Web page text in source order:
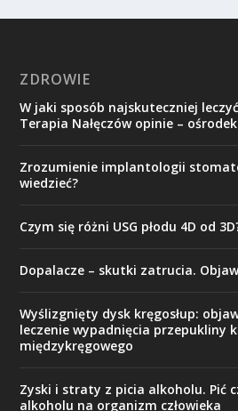
ZDROWIE
W jaki sposób najskuteczniej
Terapia Nałęczów opinie –
Zrozumienie implantologii
wiedzieć?
Czym się różni USG płodu 4D od
Dopalacze – skutki zatrucia.
Wyślizgnięty dysk kręgosłup:
leczenie wypadnięcia przepukliny
międzykręgowego
Zyski i straty z picia alkoholu. Pić
alkoholu na organizm człowieka